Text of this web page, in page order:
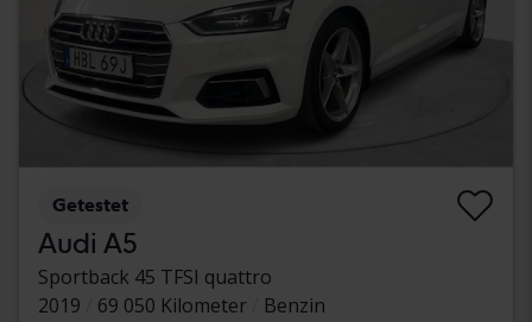
Getestet
Audi A5
Sportback 45 TFSI quattro
2019
69 050 Kilometer
Benzin